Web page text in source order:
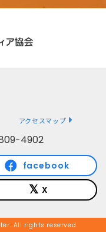
アクセスマップ
4902
facebook
X
All rights reserved.